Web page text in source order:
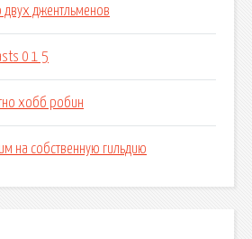
двух джентльменов
0 1 5
хобб робин
на собственную гильдию